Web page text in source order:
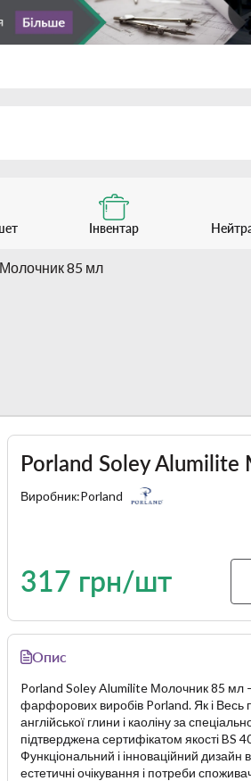
Інвентар
85 мл
Porland Soley
Виробник:Porland
317 грн/шт
Опис
Porland Soley Alumilite Молочник 85 мл –
фарфорових виробів Porland. Як і Весь
англійської глини і каоліну за
підтверджена сертифікатом якості BS
Функціональний і інноваційний
естетичні очікування і потреби